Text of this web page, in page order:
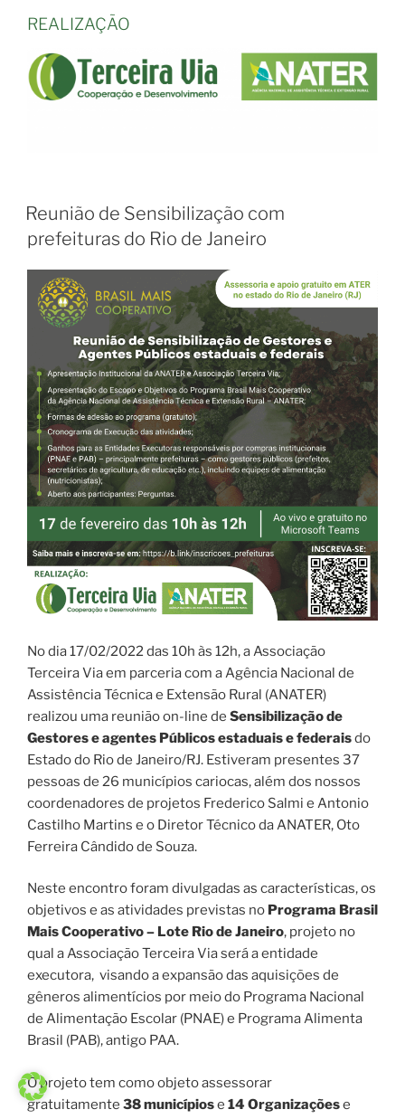
REALIZAÇÃO
prefeituras do Rio de Janeiro
Terceira Via em parceria com a Agência Nacional de
Assistência Técnica e Extensão Rural (ANATER)
realizou uma reunião on-line de Sensibilização de
Gestores e agentes Públicos estaduais e federais
Estado do Rio de Janeiro/RJ. Estiveram presentes 37
pessoas de 26 municípios cariocas, além dos nossos
coordenadores de projetos Frederico Salmi e Antonio
Castilho Martins e o Diretor Técnico da ANATER, Oto
Ferreira Cândido de Souza.
objetivos e as atividades previstas noPrograma Brasil
Mais Cooperativo – Lote Rio de Janeiro, projeto no
qual a Associação Terceira Via será a entidade
executora, visando a expansão das aquisições de
gêneros alimentícios por meio do Programa Nacional
de Alimentação Escolar (PNAE) e Programa Alimenta
Brasil (PAB), antigo PAA.
O projeto tem como objeto assessorar
gratuitamente38 municípiose14 Organizações
Empreendimentos da Agricultura Familiar (OEAFs) em